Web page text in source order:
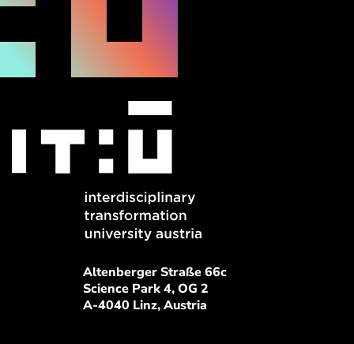
Altenberger Straße 66c
Science Park 4, OG 2
A-4040 Linz, Austria